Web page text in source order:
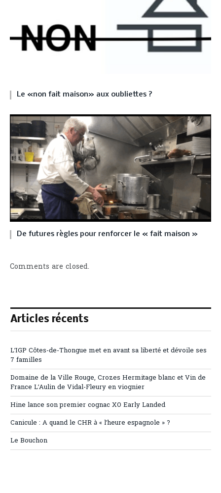
Le «non fait maison» aux oubliettes ?
De futures règles pour renforcer le « fait maison »
Comments are closed.
Articles récents
L’IGP Côtes-de-Thongue met en avant sa liberté et dévoile ses
7 familles
Domaine de la Ville Rouge, Crozes Hermitage blanc et Vin de
France L’Aulin de Vidal-Fleury en viognier
Hine lance son premier cognac XO Early Landed
Canicule : A quand le CHR à « l’heure espagnole » ?
Le Bouchon